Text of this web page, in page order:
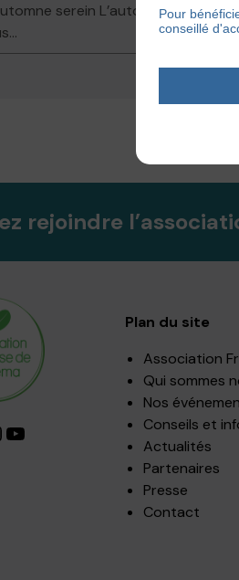
serein L’automne
rejoindre
YouTube
Plan du site
Association
Qui sommes
Nos
Conseils et
Actualités
Partenaires
Presse
Contact
Pour
conseillé